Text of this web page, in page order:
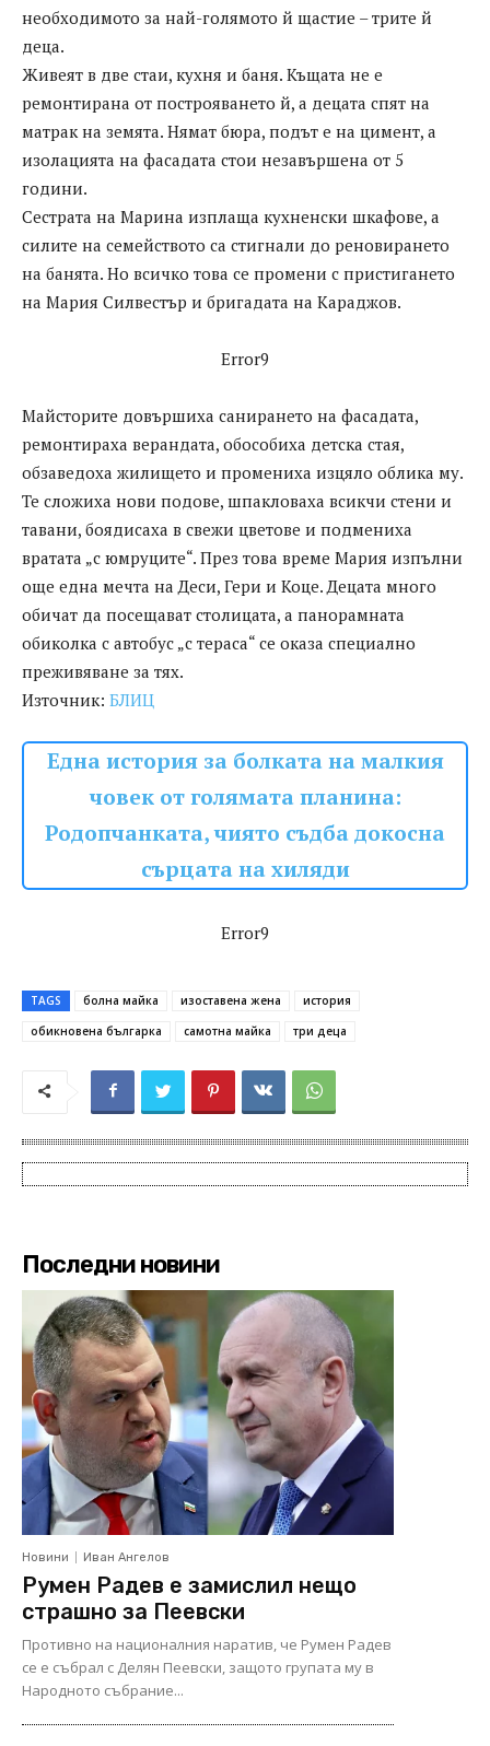
необходимото за най-голямото й щастие – трите й
деца.
Живеят в две стаи, кухня и баня. Къщата не е
ремонтирана от построяването й, а децата спят на
матрак на земята. Нямат бюра, подът е на цимент, а
изолацията на фасадата стои незавършена от 5
години.
Сестрата на Марина изплаща кухненски шкафове, а
силите на семейството са стигнали до реновирането
на банята. Но всичко това се промени с пристигането
на Мария Силвестър и бригадата на Караджов.
Error9
Майсторите довършиха санирането на фасадата,
ремонтираха верандата, обособиха детска стая,
обзаведоха жилището и промениха изцяло облика му.
Те сложиха нови подове, шпакловаха всикчи стени и
тавани, боядисаха в свежи цветове и подмениха
вратата „с юмруците“. През това време Мария изпълни
още една мечта на Деси, Гери и Коце. Децата много
обичат да посещават столицата, а панорамната
обиколка с автобус „с тераса“ се оказа специално
преживяване за тях.
Източник: БЛИЦ
Една история за болката на малкия
човек от голямата планина:
Родопчанката, чиято съдба докосна
сърцата на хиляди
Error9
TAGS болна майка изоставена жена
история
обикновена българка
самотна майка три деца
Последни новини
Новини Иван Ангелов
Румен Радев е замислил нещо
страшно за Пеевски
Противно на националния наратив, че Румен Радев
се е събрал с Делян Пеевски, защото групата му в
Народното събрание...